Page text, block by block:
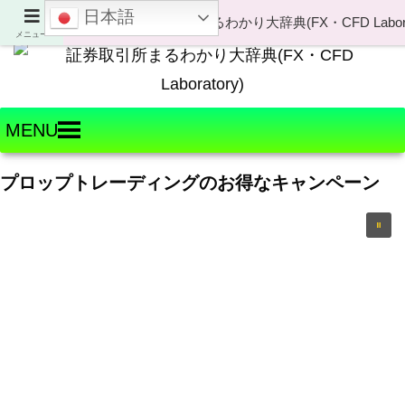
Welcome to FX・CFD Laboratory!
MENU
プロップトレーディングのお得なキャンペーン
メニュー
日本語